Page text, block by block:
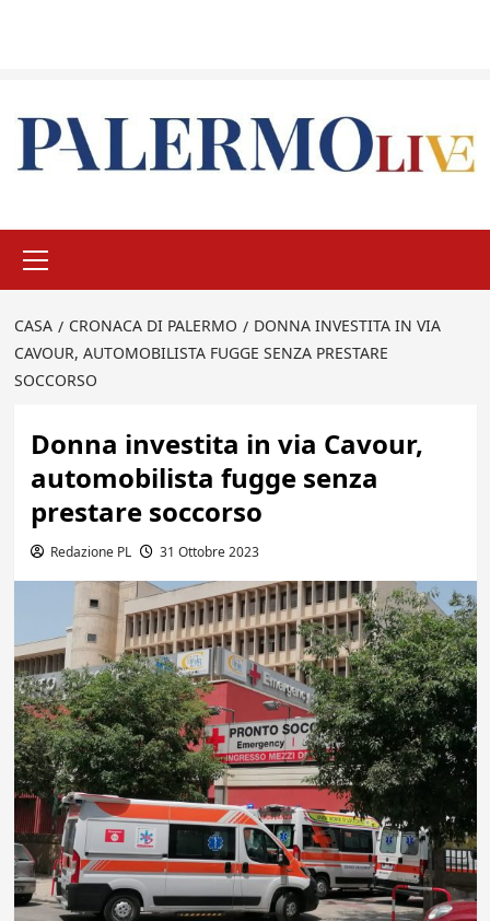
principale
CASA CRONACA DI PALERMO
DONNA INVESTITA IN VIA
CAVOUR, AUTOMOBILISTA FUGGE SENZA PRESTARE
SOCCORSO
Donna investita in via Cavour,
automobilista fugge senza
prestare soccorso
Redazione PL 31 Ottobre 2023